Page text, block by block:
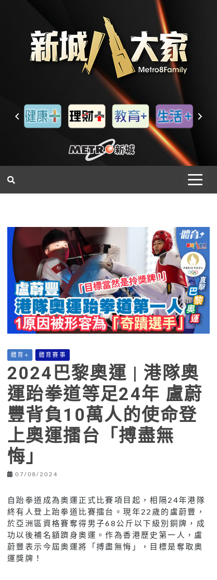
體育+ 體育賽事
2024巴黎奧運 | 港隊奧
運跆拳道等足24年 盧蔚
豐背負10萬人的使命登
上奧運擂台「搏盡無
悔」
07/08/2024
自跆拳道成為奧運正式比賽項目起，相隔24年港隊
終有人登上跆拳道比賽擂台。現年22歲的盧蔚豐，
於亞洲區資格賽奪得男子68公斤以下級別銅牌，成
功以後補名額躋身奧運。作為香港歷史第一人，盧
蔚豐表示今屆奧運將「搏盡無悔」，目標是奪取奧
運獎牌！